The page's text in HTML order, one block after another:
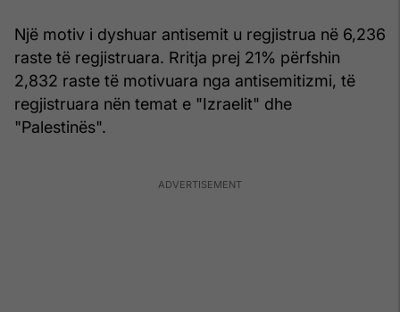
Një motiv i dyshuar antisemit u regjistrua në 6,236
raste të regjistruara. Rritja prej 21% përfshin
2,832 raste të motivuara nga antisemitizmi, të
regjistruara nën temat e "Izraelit" dhe
"Palestinës".